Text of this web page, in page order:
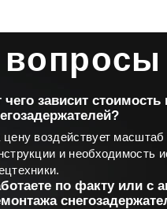
чего зависит
цену воздействует масштаб
и необходимость
по факту или с